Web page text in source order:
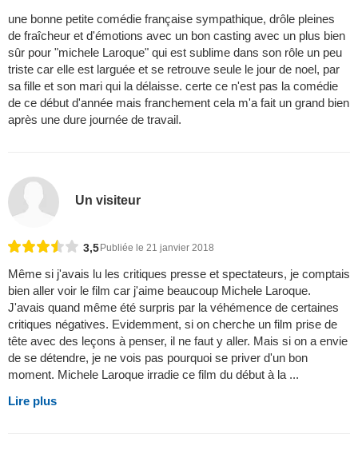
une bonne petite comédie française sympathique, drôle pleines
de fraîcheur et d'émotions avec un bon casting avec un plus bien
sûr pour "michele Laroque" qui est sublime dans son rôle un peu
triste car elle est larguée et se retrouve seule le jour de noel, par
sa fille et son mari qui la délaisse. certe ce n'est pas la comédie
de ce début d'année mais franchement cela m'a fait un grand bien
après une dure journée de travail.
Un visiteur
3,5Publiée le 21 janvier 2018
Même si j'avais lu les critiques presse et spectateurs, je comptais
bien aller voir le film car j'aime beaucoup Michele Laroque.
J'avais quand même été surpris par la véhémence de certaines
critiques négatives. Evidemment, si on cherche un film prise de
tête avec des leçons à penser, il ne faut y aller. Mais si on a envie
de se détendre, je ne vois pas pourquoi se priver d'un bon
moment. Michele Laroque irradie ce film du début à la ...
Lire plus